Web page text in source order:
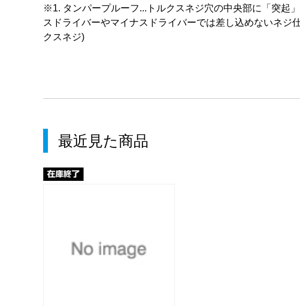
※1. タンパープルーフ...トルクスネジ穴の中央部に「突起
スドライバーやマイナスドライバーでは差し込めないネジ
クスネジ)
最近見た商品